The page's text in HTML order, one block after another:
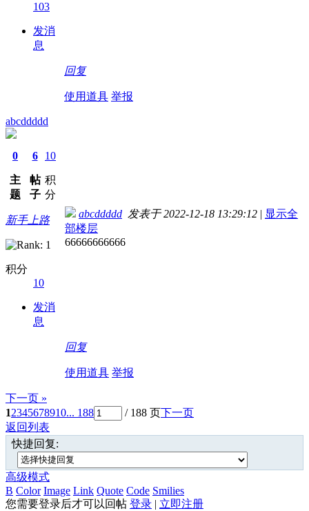
103
发消
息
回复
使用道具 举报
abcddddd
0
主
题
6
帖
子
10
积
分
新手上路
积分
10
发消
息
abcddddd 发表于 2022-12-18 13:29:12 | 显示全
部楼层
66666666666
回复
使用道具 举报
下一页 »
12345678910... 188 / 188 页下一页
返回列表
快捷回复:
高级模式
B Color Image Link Quote Code Smilies
您需要登录后才可以回帖 登录 | 立即注册